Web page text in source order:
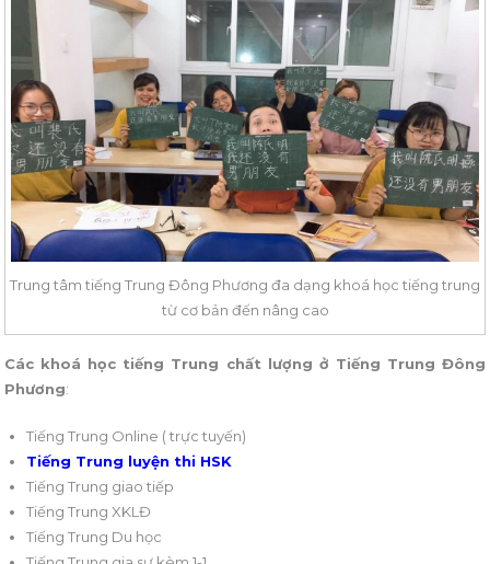
Trung tâm tiếng Trung Đông Phương đa dạng khoá học tiếng trung
từ cơ bản đến nâng cao
Các khoá học tiếng Trung chất lượng ở Tiếng Trung Đông
Phương:
Tiếng Trung Online ( trực tuyến)
Tiếng Trung luyện thi HSK
Tiếng Trung giao tiếp
Tiếng Trung XKLĐ
Tiếng Trung Du học